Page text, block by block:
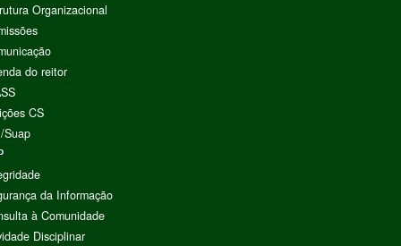
Organizacional
do reitor
CS
Suap
da Informação
à Comunidade
Disciplinar